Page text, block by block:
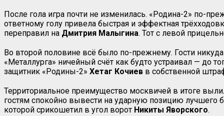
После гола игра почти не изменилась. «Родина-2» по-
ответному голу привела быстрая и эффектная
переправил на Дмитрия Малыгина. Тот с левой
Во второй половине всё было по-прежнему. Гости
«Металлурга» ничейный счёт как будто устраивал —
защитник «Родины-2» Хетаг Кочиев в собственной
Территориальное преимущество москвичей в итоге
гостям спокойно вывести на ударную позицию лучшего
которой срикошетил в угол ворот Никиты Яворского.